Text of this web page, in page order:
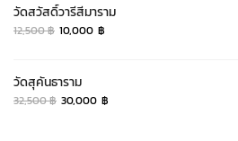
24,500 ฿.22,000 ฿.
วัดสวัสดิ์วารีสีมาราม
12,500฿ Original
12,500 ฿.
10,000 ฿
วัดสุคันธาราม
32,500฿ Original
30,000 ฿